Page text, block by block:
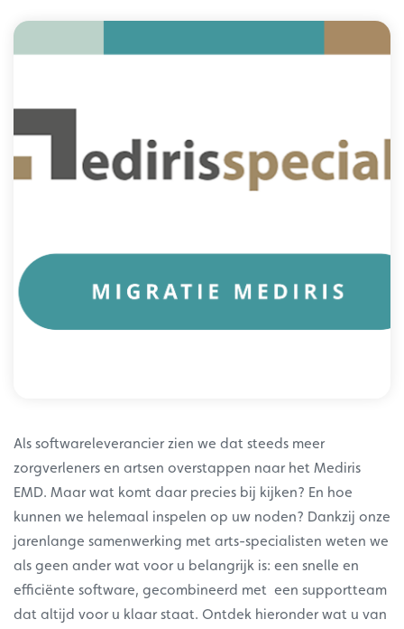
Als softwareleverancier zien we dat steeds meer
zorgverleners en artsen overstappen naar het Mediris
EMD. Maar wat komt daar precies bij kijken? En hoe
kunnen we helemaal inspelen op uw noden? Dankzij onze
jarenlange samenwerking met arts-specialisten weten we
als geen ander wat voor u belangrijk is: een snelle en
efficiënte software, gecombineerd met een supportteam
dat altijd voor u klaar staat. Ontdek hieronder wat u van